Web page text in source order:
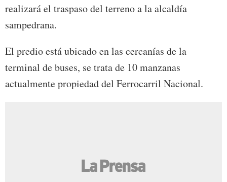
realizará el traspaso del terreno a la alcaldía
sampedrana.
El predio está ubicado en las cercanías de la
terminal de buses, se trata de 10 manzanas
actualmente propiedad del Ferrocarril Nacional.